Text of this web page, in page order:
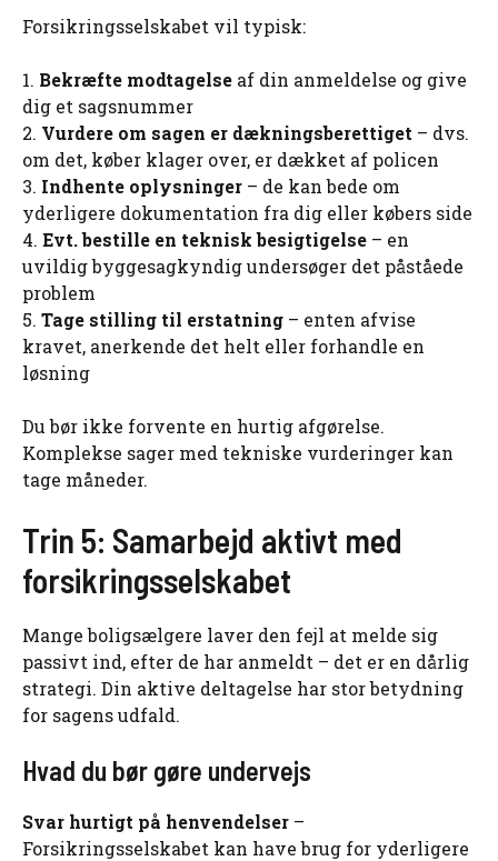
Forsikringsselskabet vil typisk:
1. Bekræfte modtagelse af din anmeldelse og give
dig et sagsnummer
2. Vurdere om sagen er dækningsberettiget – dvs.
om det, køber klager over, er dækket af policen
3. Indhente oplysninger – de kan bede om
yderligere dokumentation fra dig eller købers side
4. Evt. bestille en teknisk besigtigelse – en
uvildig byggesagkyndig undersøger det påståede
problem
5. Tage stilling til erstatning – enten afvise
kravet, anerkende det helt eller forhandle en
løsning
Du bør ikke forvente en hurtig afgørelse.
Komplekse sager med tekniske vurderinger kan
tage måneder.
Trin 5: Samarbejd aktivt med
forsikringsselskabet
Mange boligsælgere laver den fejl at melde sig
passivt ind, efter de har anmeldt – det er en dårlig
strategi. Din aktive deltagelse har stor betydning
for sagens udfald.
Hvad du bør gøre undervejs
Svar hurtigt på henvendelser –
Forsikringsselskabet kan have brug for yderligere